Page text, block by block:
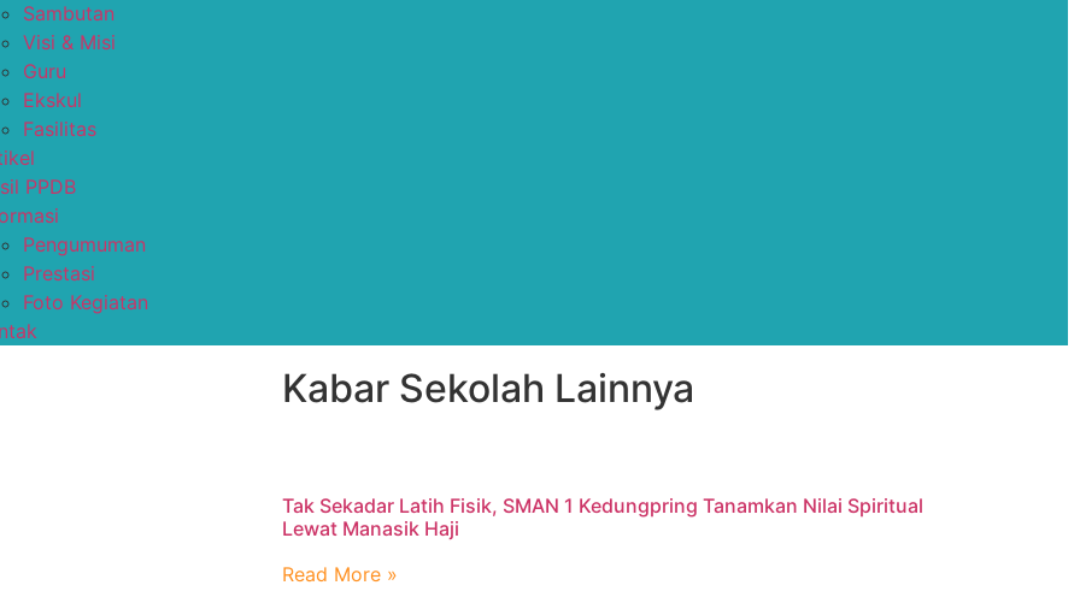
Sambutan
Visi & Misi
Guru
Ekskul
Fasilitas
PPDB
Pengumuman
Prestasi
Foto Kegiatan
Kabar Sekolah Lainnya
Tak Sekadar Latih Fisik, SMAN 1 Kedungpring Tanamkan Nilai Spiritual
Lewat Manasik Haji
Read More »